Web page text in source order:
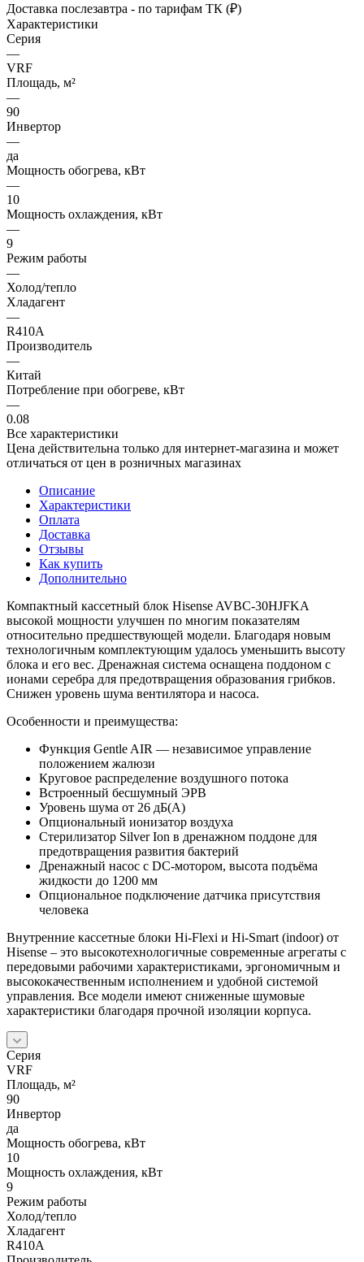
Доставка послезавтра - по тарифам ТК (₽)
Характеристики
Серия
—
VRF
Площадь, м²
—
90
Инвертор
—
да
Мощность обогрева, кВт
—
10
Мощность охлаждения, кВт
—
9
Режим работы
—
Холод/тепло
Хладагент
—
R410A
Производитель
—
Китай
Потребление при обогреве, кВт
—
0.08
Все характеристики
Цена действительна только для интернет-магазина и может
отличаться от цен в розничных магазинах
Описание
Характеристики
Оплата
Доставка
Отзывы
Как купить
Дополнительно
Компактный кассетный блок Hisense AVBC-30HJFKA
высокой мощности улучшен по многим показателям
относительно предшествующей модели. Благодаря новым
технологичным комплектующим удалось уменьшить высоту
блока и его вес. Дренажная система оснащена поддоном с
ионами серебра для предотвращения образования грибков.
Снижен уровень шума вентилятора и насоса.
Особенности и преимущества:
Функция Gentle AIR — независимое управление
положением жалюзи
Круговое распределение воздушного потока
Встроенный бесшумный ЭРВ
Уровень шума от 26 дБ(А)
Опциональный ионизатор воздуха
Стерилизатор Silver Ion в дренажном поддоне для
предотвращения развития бактерий
Дренажный насос с DC-мотором, высота подъёма
жидкости до 1200 мм
Опциональное подключение датчика присутствия
человека
Внутренние кассетные блоки Hi-Flexi и Hi-Smart (indoor) от
Hisense – это высокотехнологичные современные агрегаты с
передовыми рабочими характеристиками, эргономичным и
высококачественным исполнением и удобной системой
управления. Все модели имеют сниженные шумовые
характеристики благодаря прочной изоляции корпуса.
Серия
VRF
Площадь, м²
90
Инвертор
да
Мощность обогрева, кВт
10
Мощность охлаждения, кВт
9
Режим работы
Холод/тепло
Хладагент
R410A